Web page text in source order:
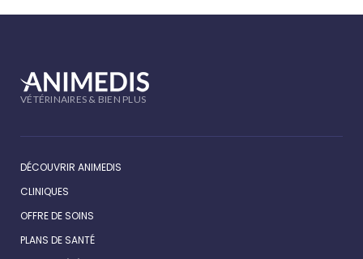
VÉTÉRINAIRES & BIEN PLUS
DÉCOUVRIR ANIMEDIS
CLINIQUES
OFFRE DE SOINS
PLANS DE SANTÉ